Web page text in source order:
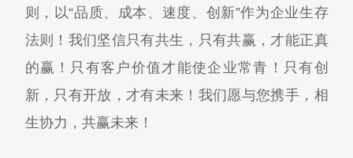
则，以“品质、成本、速度、创新”作为企业生存
法则！我们坚信只有共生，只有共赢，才能正真
的赢！只有客户价值才能使企业常青！只有创
新，只有开放，才有未来！我们愿与您携手，相
生协力，共赢未来！